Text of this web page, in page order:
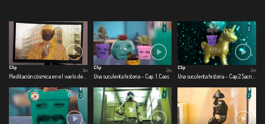
Clip
3m
Clip
Una suculenta historia - Cap. 1 Caos
2m
Clip
2m